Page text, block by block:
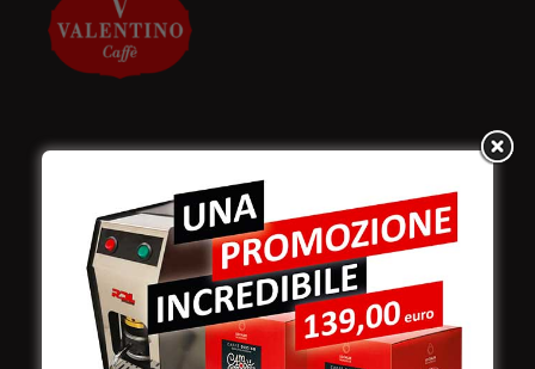
Stabilimento
e produzione:
Viale Croazia 8 (Z.I.)
73100 Lecce